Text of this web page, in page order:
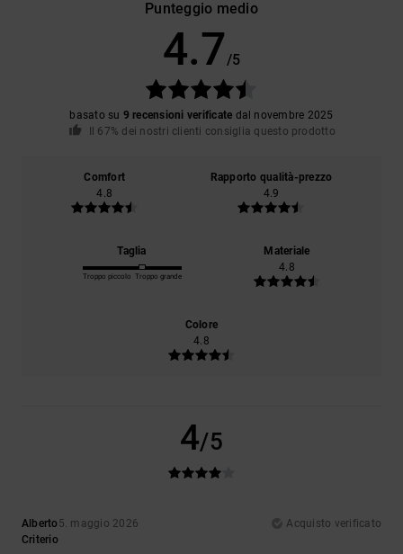
Punteggio medio
4.7 /5
basato su 9 recensioni verificate dal novembre 2025
Il 67% dei nostri clienti consiglia questo prodotto
Comfort
4.8
Rapporto qualità-prezzo
4.9
Taglia
Troppo piccolo Troppo grande
Materiale
4.8
Colore
4.8
4/5
Alberto5. maggio 2026
Acquisto verificato
Criterio